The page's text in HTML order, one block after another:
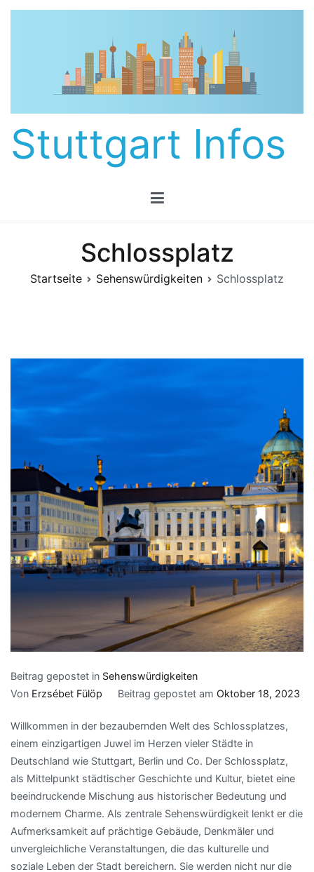
Zum
Stuttgart Infos
Schlossplatz
Startseite Sehenswürdigkeiten Schlossplatz
Beitrag gepostet in Sehenswürdigkeiten
Von Erzsébet Fülöp Beitrag gepostet am Oktober 18, 2023
Willkommen in der bezaubernden Welt des Schlossplatzes,
einem einzigartigen Juwel im Herzen vieler Städte in
Deutschland wie Stuttgart, Berlin und Co. Der Schlossplatz,
als Mittelpunkt städtischer Geschichte und Kultur, bietet eine
beeindruckende Mischung aus historischer Bedeutung und
modernem Charme. Als zentrale Sehenswürdigkeit lenkt er die
Aufmerksamkeit auf prächtige Gebäude, Denkmäler und
unvergleichliche Veranstaltungen, die das kulturelle und
soziale Leben der Stadt bereichern. Sie werden nicht nur die